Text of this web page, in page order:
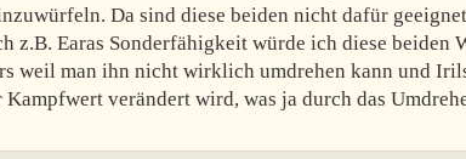
Da sind diese beiden nicht dafür
z.B. Earas Sonderfähigkeit würde ich diese beiden
weil man ihn nicht wirklich umdrehen kann und
verändert wird, was ja durch das